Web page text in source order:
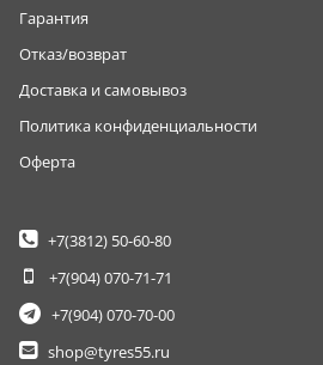
Гарантия
Отказ/возврат
Доставка и самовывоз
Политика конфиденциальности
Оферта
+7(3812) 50-60-80
+7(904)070-71-71
+7(904)070-70-00
shop@tyres55.ru